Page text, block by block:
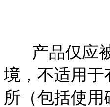
产品仅应
境，不适用于
所（包括使